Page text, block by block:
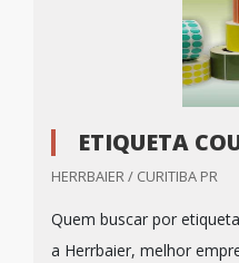
ETIQUETA
HERRBAIER / CURITIBA PR
Quem buscar por
a Herrbaier, melhor